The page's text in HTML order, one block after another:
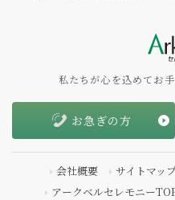
私たちが心を込めてお
お急ぎの方
会社概要 サイトマッ
アークベルセレモニー